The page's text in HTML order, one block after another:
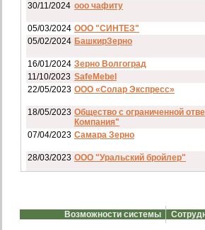
30/11/2024 ооо чафиту
05/03/2024 ООО "СИНТЕЗ"
05/02/2024 БашкирЗерно
16/01/2024 Зерно Волгоград
11/10/2023 SafeMebel
22/05/2023 ООО «Солар Экспресс»
18/05/2023 Общество с ограниченной
Компания"
07/04/2023 Самара Зерно
28/03/2023 ООО "Уральский бройлер"
20/02/2023 GREENKO
Возможности системы